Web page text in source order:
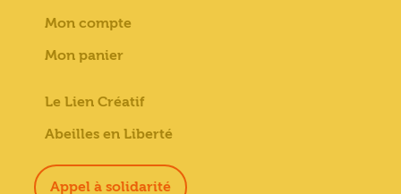
Mon compte
Mon panier
Le Lien Créatif
Abeilles en Liberté
Appel à solidarité